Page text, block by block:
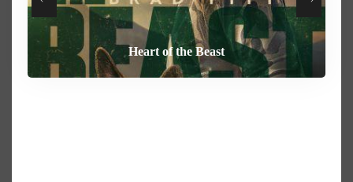
Your Mother Your Mother Your Mother
Heart of the Beast
Behemoth
How To Rob A Bank